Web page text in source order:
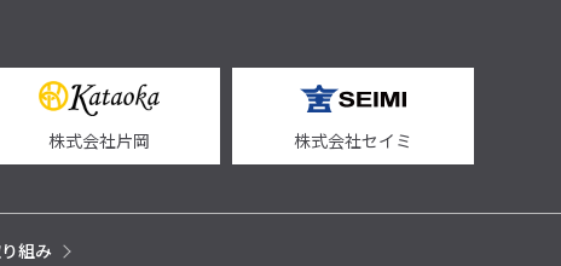
株式会社片岡 株式会社セイミ
組み